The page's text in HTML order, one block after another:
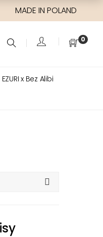
MADE IN POLAND
0
EZURI x Bez Alibi